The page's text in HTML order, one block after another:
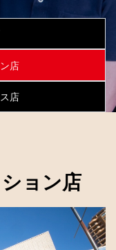
店
店
ョン店